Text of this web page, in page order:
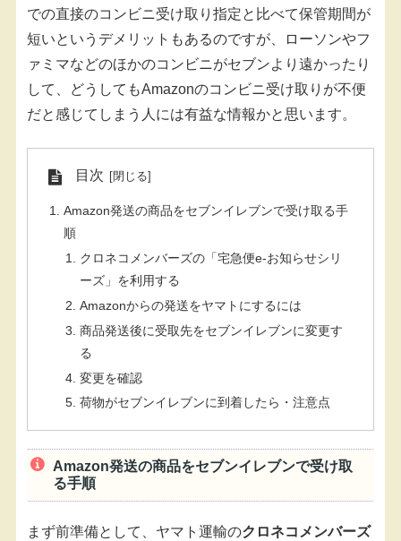
での直接のコンビニ受け取り指定と比べて保管期間が
短いというデメリットもあるのですが、ローソンやフ
ァミマなどのほかのコンビニがセブンより遠かったり
して、どうしてもAmazonのコンビニ受け取りが不便
だと感じてしまう人には有益な情報かと思います。
目次
Amazon発送の商品をセブンイレブンで受け取る手
順
クロネコメンバーズの「宅急便e-お知らせシリ
ーズ」を利用する
Amazonからの発送をヤマトにするには
商品発送後に受取先をセブンイレブンに変更す
る
変更を確認
荷物がセブンイレブンに到着したら・注意点
Amazon発送の商品をセブンイレブンで受け取
る手順
まず前準備として、ヤマト運輸のクロネコメンバーズ